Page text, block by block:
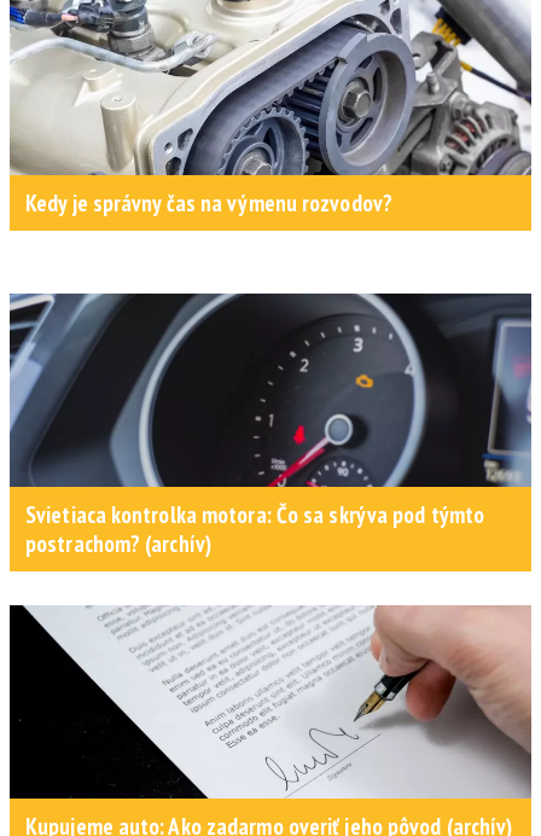
Kedy je správny čas na výmenu rozvodov?
Svietiaca kontrolka motora: Čo sa skrýva pod týmto
postrachom? (archív)
Kupujeme auto: Ako zadarmo overiť jeho pôvod (archív)